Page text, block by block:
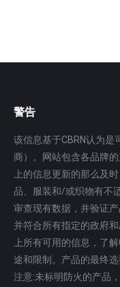
警告
该信息基于CBRN认为是
商）。网站包含各品牌
上的信息更新的那么及
品、服装和/或织物有不
审查现有数据，并验证
并符合所有指定的政府
上所有可用的信息，了
途和限制。产品的最终
注意:未标明防火的产品